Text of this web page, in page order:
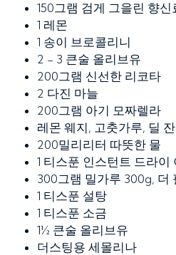
150그램 검게 그을린 향신
1 레몬
1 송이 브로콜리니
2 - 3 큰술 올리브유
200그램 신선한 리코타
2 다진 마늘
200그램 아기 모짜렐라
레몬 웨지, 고춧가루, 딜
200밀리리터 따뜻한 물
1 티스푼 인스턴트 드라이
300그램 밀가루 300g, 더
1 티스푼 설탕
1 티스푼 소금
1½ 큰술 올리브유
더스팅용 세몰리나